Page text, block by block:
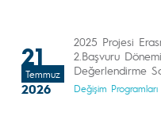
21
Temmuz
2026
2025 Projesi
2.Başvuru
Değerlendirme
Değişim